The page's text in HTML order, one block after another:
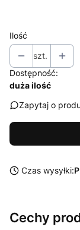
Ilość
szt.
Dostępność:
duża ilość
Zapytaj o
Czas wysyłki:
Cechy